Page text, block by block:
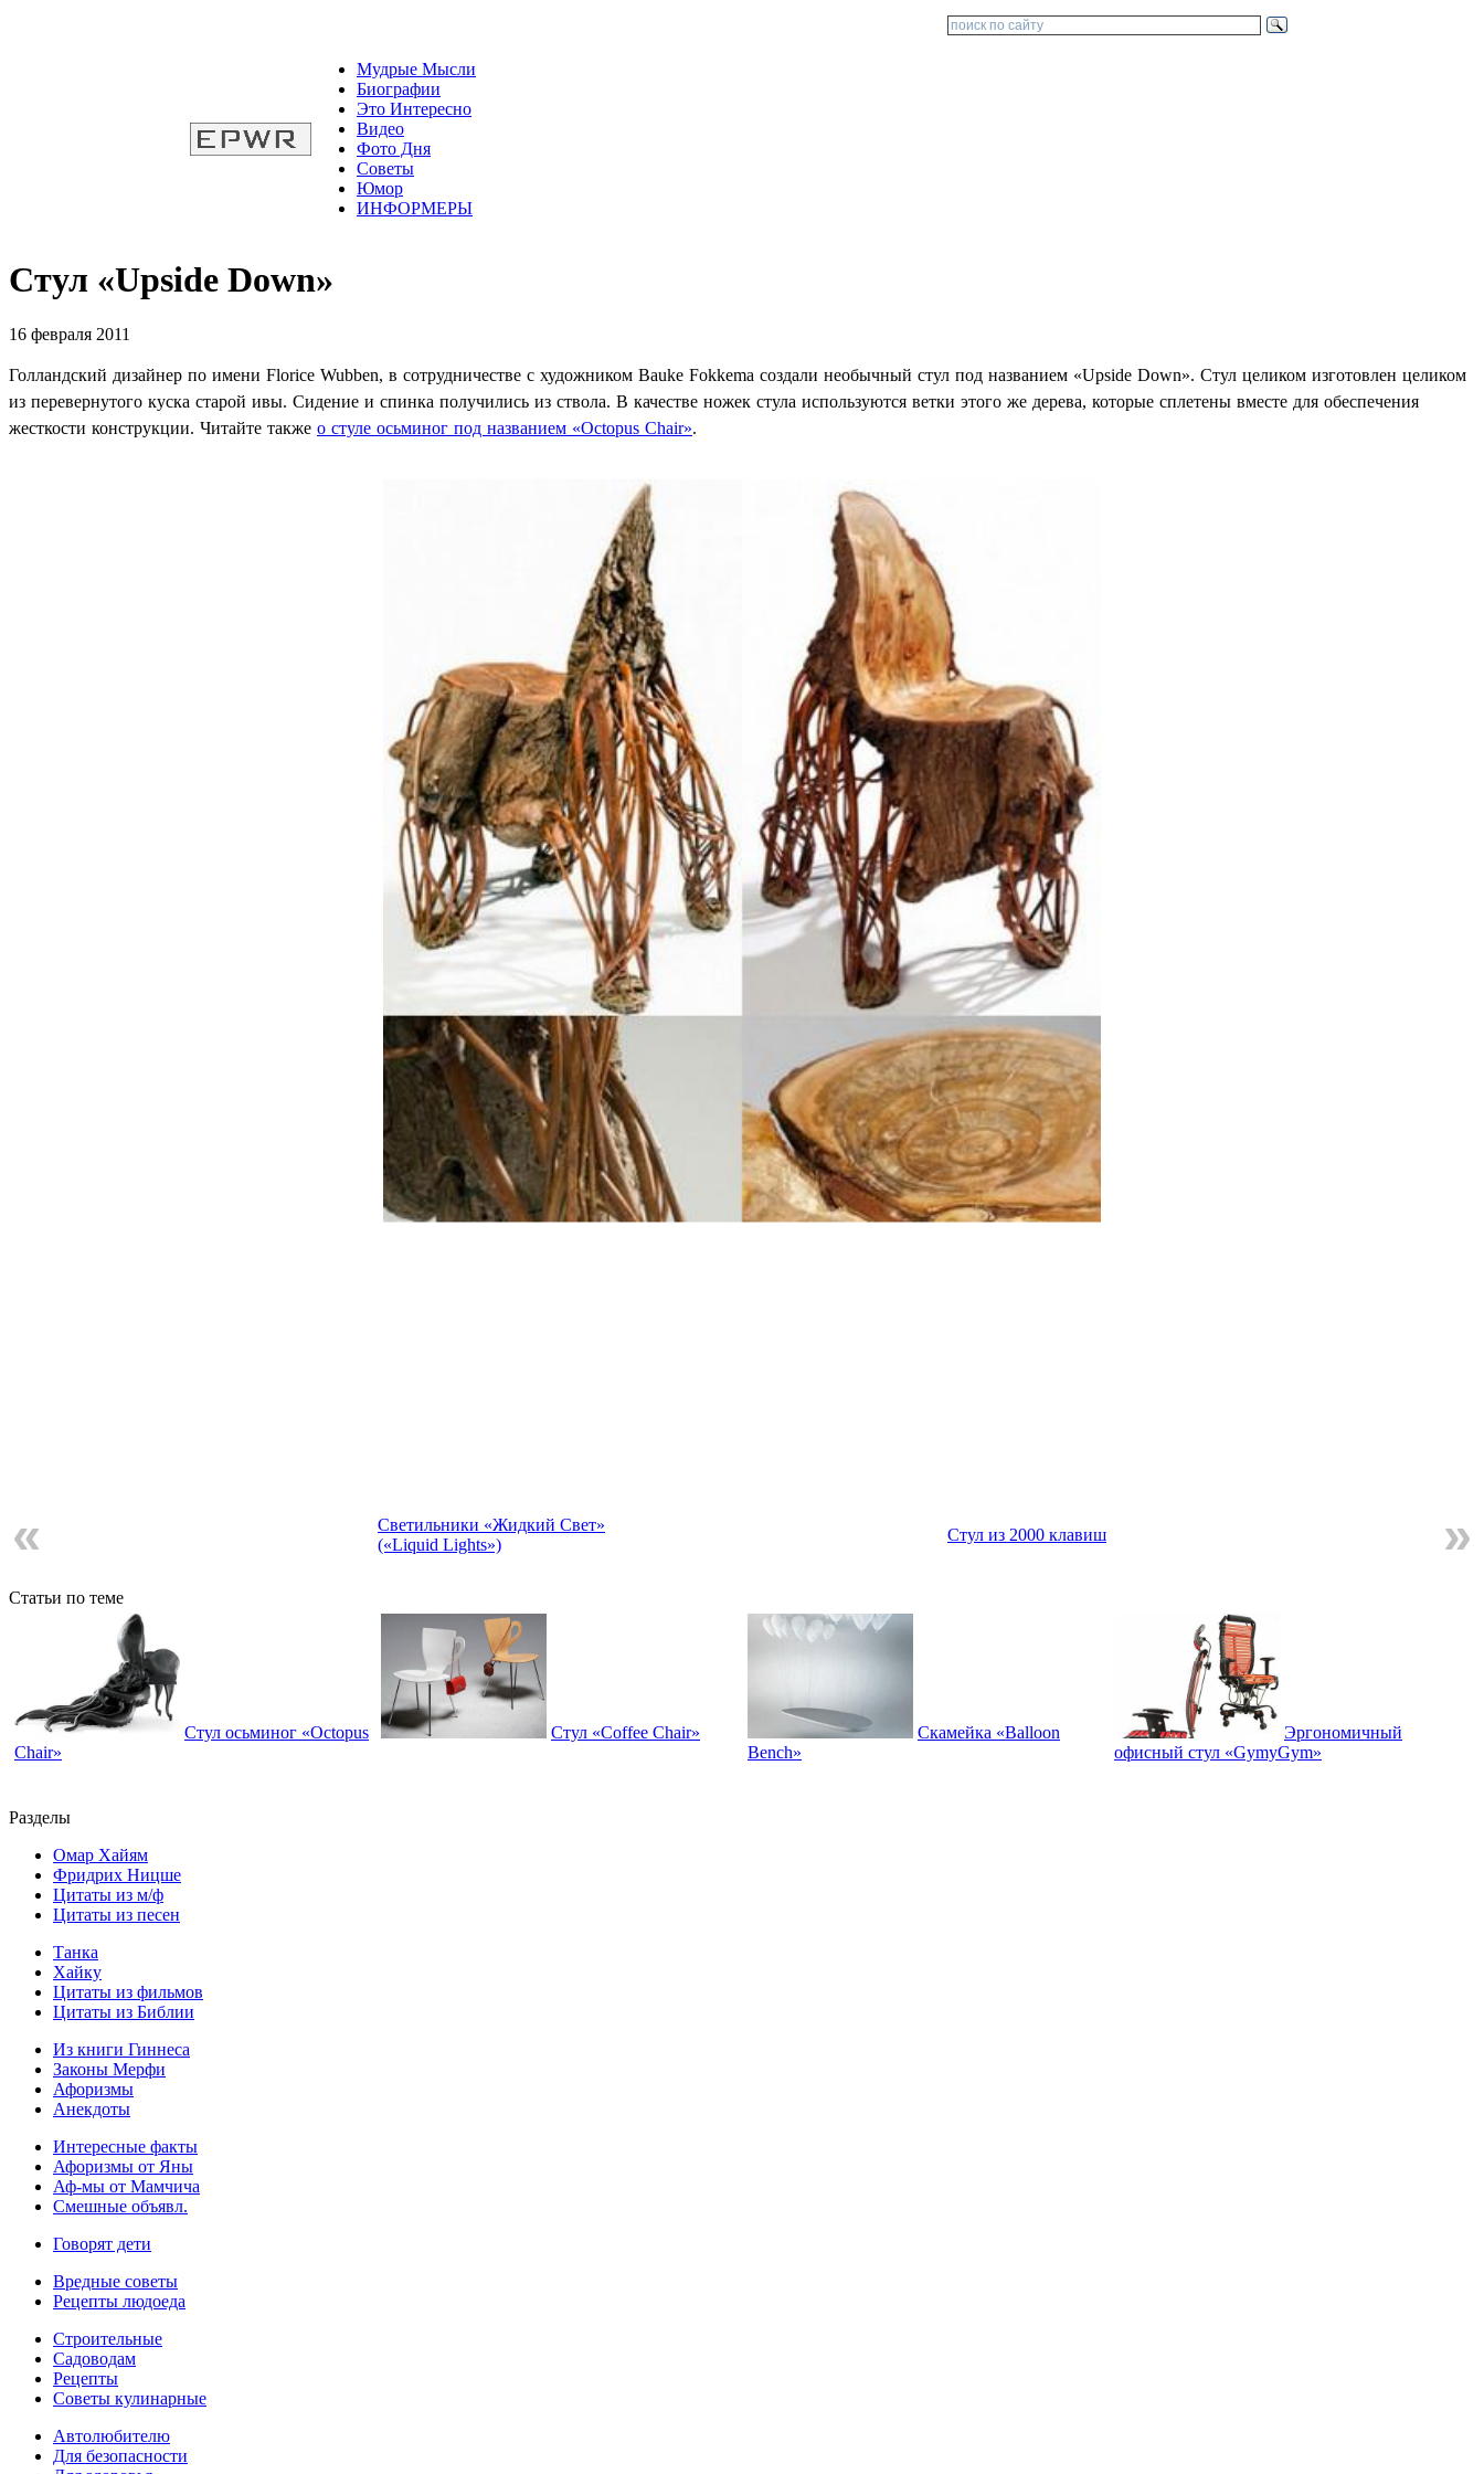
Мудрые Мысли
Биографии
Это Интересно
Видео
Фото Дня
Советы
Юмор
ИНФОРМЕРЫ
Стул «Upside Down»
16 февраля 2011
Голландский дизайнер по имени Florice Wubben, в сотрудничестве с художником Bauke Fokkema создали необычный стул под названием «Upside Down». Стул целиком изготовлен целиком
из перевернутого куска старой ивы. Сидение и спинка получились из ствола. В качестве ножек стула используются ветки этого же дерева, которые сплетены вместе для обеспечения
жесткости конструкции. Читайте также о стуле осьминог под названием «Octopus Chair».
«
Светильники «Жидкий Свет»
(«Liquid Lights»)
Стул из 2000 клавиш »
Статьи по теме
Стул осьминог «Octopus
Chair»
Cтул «Coffee Chair»
Скамейка «Balloon
Bench»
Эргономичный
офисный стул «GymyGym»
Разделы
Омар Хайям
Фридрих Ницше
Цитаты из м/ф
Цитаты из песен
Танка
Хайку
Цитаты из фильмов
Цитаты из Библии
Из книги Гиннеса
Законы Мерфи
Афоризмы
Анекдоты
Интересные факты
Афоризмы от Яны
Аф-мы от Мамчича
Смешные объявл.
Говорят дети
Вредные советы
Рецепты людоеда
Строительные
Садоводам
Рецепты
Советы кулинарные
Автолюбителю
Для безопасности